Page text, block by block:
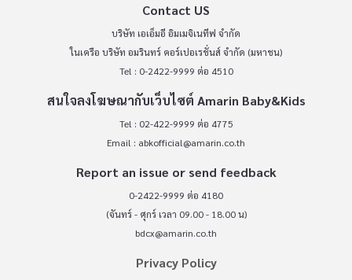
Contact US
บริษัท เอเอ็มอี อิมเมจิเนทีฟ จำกัด
ในเครือ บริษัท อมรินทร์ คอร์เปอเรชั่นส์ จำกัด (มหาชน)
Tel : 0-2422-9999 ต่อ 4510
สนใจลงโฆษณากับเว็บไซต์ Amarin Baby&Kids
Tel : 02-422-9999 ต่อ 4775
Email : abkofficial@amarin.co.th
Report an issue or send feedback
0-2422-9999 ต่อ 4180
(จันทร์ - ศุกร์ เวลา 09.00 - 18.00 น)
bdcx@amarin.co.th
Privacy Policy